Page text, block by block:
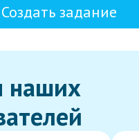
Создать задание
наших